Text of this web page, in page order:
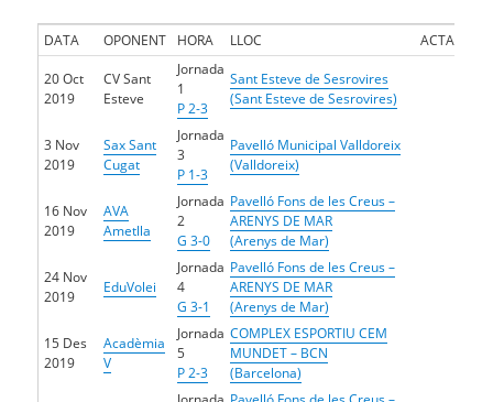
DATA OPONENT HORA LLOC ACTA
20 Oct
2019
CV Sant
Esteve
Jornada
1
P 2-3
Sant Esteve de Sesrovires
(Sant Esteve de Sesrovires)
3 Nov
2019
Sax Sant
Cugat
Jornada
3
P 1-3
Pavelló Municipal Valldoreix
(Valldoreix)
16 Nov
2019
AVA
Ametlla
Jornada
2
G 3-0
Pavelló Fons de les Creus –
ARENYS DE MAR
(Arenys de Mar)
24 Nov
2019
EduVolei
Jornada
4
G 3-1
Pavelló Fons de les Creus –
ARENYS DE MAR
(Arenys de Mar)
15 Des
2019
Acadèmia
V
Jornada
5
P 2-3
COMPLEX ESPORTIU CEM
MUNDET – BCN
(Barcelona)